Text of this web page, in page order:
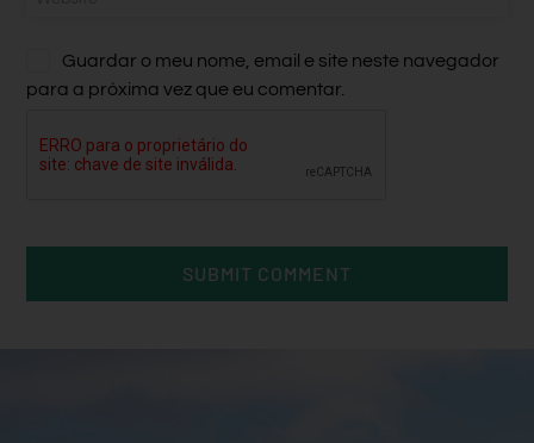
Guardar o meu nome, email e site neste navegador
para a próxima vez que eu comentar.